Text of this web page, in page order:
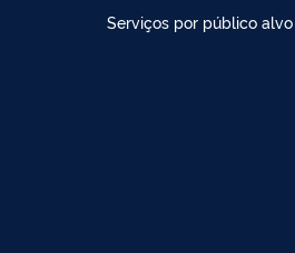
Serviços por público alvo